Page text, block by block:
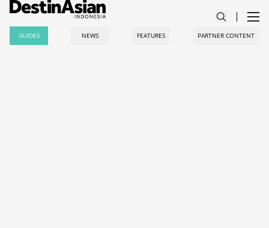
GUIDES NEWS FEATURES PARTNER CONTENT